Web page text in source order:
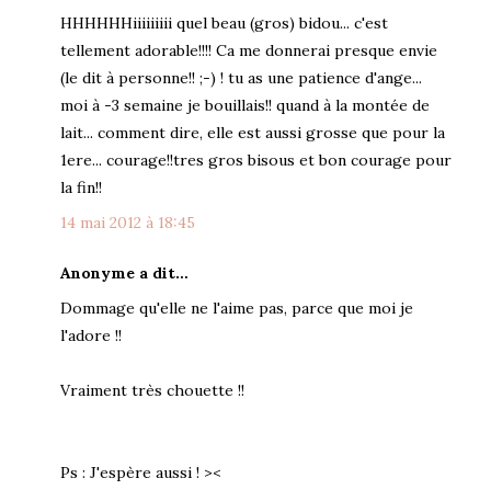
HHHHHHiiiiiiiii quel beau (gros) bidou... c'est
tellement adorable!!!! Ca me donnerai presque envie
(le dit à personne!! ;-) ! tu as une patience d'ange...
moi à -3 semaine je bouillais!! quand à la montée de
lait... comment dire, elle est aussi grosse que pour la
1ere... courage!!tres gros bisous et bon courage pour
la fin!!
14 mai 2012 à 18:45
Anonyme a dit…
Dommage qu'elle ne l'aime pas, parce que moi je
l'adore !!
Vraiment très chouette !!
Ps : J'espère aussi ! ><